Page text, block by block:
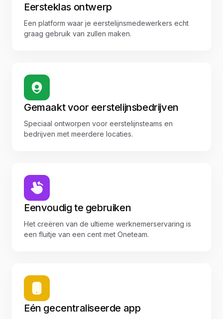
Eersteklas ontwerp
Een platform waar je eerstelijnsmedewerkers echt
graag gebruik van zullen maken.
Gemaakt voor eerstelijnsbedrijven
Speciaal ontworpen voor eerstelijnsteams en
bedrijven met meerdere locaties.
Eenvoudig te gebruiken
Het creëren van de ultieme werknemerservaring is
een fluitje van een cent met Oneteam.
Eén gecentraliseerde app